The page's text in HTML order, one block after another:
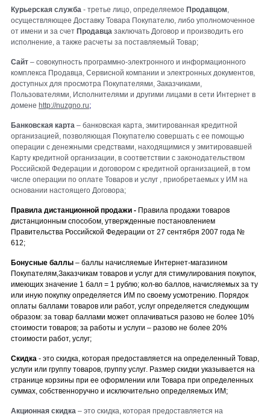
Курьерская служба - третье лицо, определяемое Продавцом,
осуществляющее Доставку Товара Покупателю, либо уполномоченное
от имени и за счет Продавца заключать Договор и производить его
исполнение, а также расчеты за поставляемый Товар;
Сайт – совокупность программно-электронного и информационного
комплекса Продавца, Сервисной компании и электронных документов,
доступных для просмотра Покупателями, Заказчиками,
Пользователями, Исполнителями и другими лицами в сети Интернет в
домене http://nuzgno.ru;
Банковская карта – банковская карта, эмитированная кредитной
организацией, позволяющая Покупателю совершать с ее помощью
операции с денежными средствами, находящимися у эмитировавшей
Карту кредитной организации, в соответствии с законодательством
Российской Федерации и договором с кредитной организацией, в том
числе операции по оплате Товаров и услуг , приобретаемых у ИМ на
основании настоящего Договора;
Правила дистанционной продажи - Правила продажи товаров
дистанционным способом, утвержденные постановлением
Правительства Российской Федерации от 27 сентября 2007 года №
612;
Бонусные баллы – баллы начисляемые Интернет-магазином
Покупателям,Заказчикам товаров и услуг для стимулирования покупок,
имеющих значение 1 балл = 1 рублю; кол-во баллов, начисляемых за ту
или иную покупку определяется ИМ по своему усмотрению. Порядок
оплаты баллами товаров или работ, услуг определяется следующим
образом: за товар баллами может оплачиваться разово не более 10%
стоимости товаров; за работы и услуги – разово не более 20%
стоимости работ, услуг;
Скидка - это скидка, которая предоставляется на определенный Товар,
услуги или группу товаров, группу услуг. Размер скидки указывается на
странице корзины при ее оформлении или Товара при определенных
суммах, собственноручно и исключительно определяемых ИМ;
Акционная скидка – это скидка, которая предоставляется на